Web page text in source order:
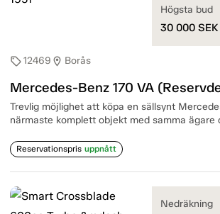
sell12469 location_on Borås
Mercedes-Benz 170 VA
Trevlig möjlighet att köpa en sällsynt
närmaste komplett objekt med samma ägare
Reservationspris uppnått
Högsta bud
30 000 SEK
Nedräkning